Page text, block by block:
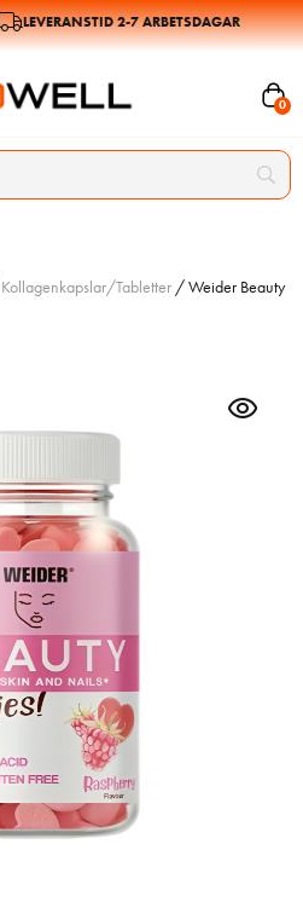
LEVERANSTID 2-7 ARBETSDAGAR
0
Kollagenkapslar/Tabletter / Weider Beauty